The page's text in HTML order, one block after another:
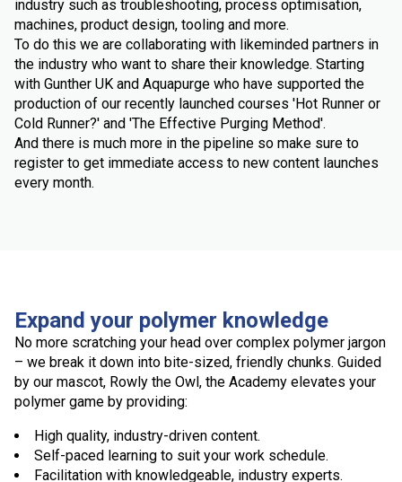
industry such as troubleshooting, process optimisation,
machines, product design, tooling and more.
To do this we are collaborating with likeminded partners in
the industry who want to share their knowledge. Starting
with Gunther UK and Aquapurge who have supported the
production of our recently launched courses 'Hot Runner or
Cold Runner?' and 'The Effective Purging Method'.
And there is much more in the pipeline so make sure to
register to get immediate access to new content launches
every month.
Expand your polymer knowledge
No more scratching your head over complex polymer jargon
– we break it down into bite-sized, friendly chunks. Guided
by our mascot, Rowly the Owl, the Academy elevates your
polymer game by providing:
High quality, industry-driven content.
Self-paced learning to suit your work schedule.
Facilitation with knowledgeable, industry experts.